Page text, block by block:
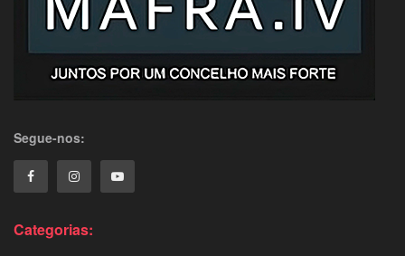
Segue-nos:
Categorias: